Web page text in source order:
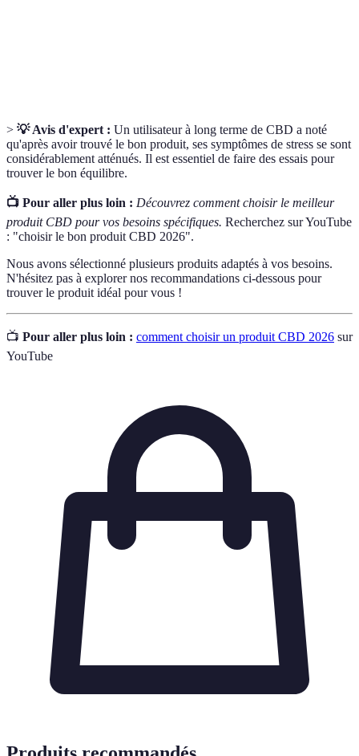
> 💡 Avis d'expert : Un utilisateur à long terme de CBD a noté
qu'après avoir trouvé le bon produit, ses symptômes de stress se sont
considérablement atténués. Il est essentiel de faire des essais pour
trouver le bon équilibre.
📺 Pour aller plus loin : Découvrez comment choisir le meilleur
produit CBD pour vos besoins spécifiques. Recherchez sur YouTube
: "choisir le bon produit CBD 2026".
Nous avons sélectionné plusieurs produits adaptés à vos besoins.
N'hésitez pas à explorer nos recommandations ci-dessous pour
trouver le produit idéal pour vous !
📺 Pour aller plus loin : comment choisir un produit CBD 2026 sur
YouTube